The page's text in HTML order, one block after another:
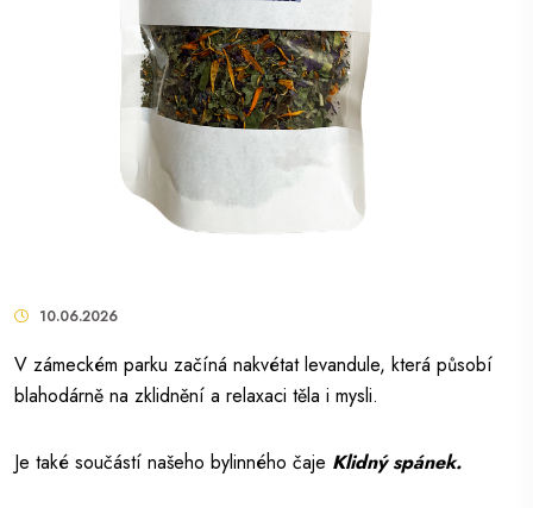
10.06.2026
V zámeckém parku začíná nakvétat levandule, která působí
blahodárně na zklidnění a relaxaci těla i mysli.
Je také součástí našeho bylinného čaje Klidný spánek.